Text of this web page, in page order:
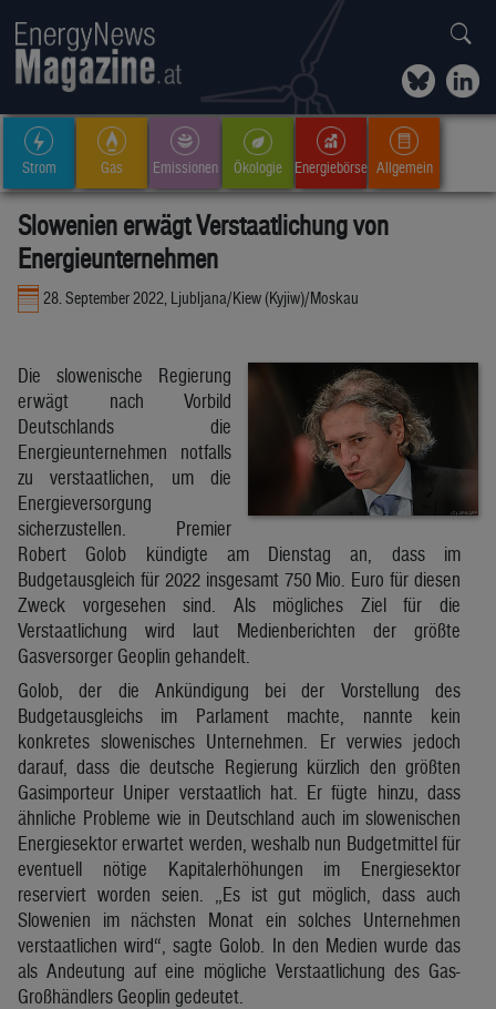
Strom Gas Emissionen Ökologie Energiebörse Allgemein
Slowenien erwägt Verstaatlichung von
Energieunternehmen
28. September 2022, Ljubljana/Kiew (Kyjiw)/Moskau
Die slowenische Regierung
erwägt nach Vorbild
Deutschlands die
Energieunternehmen notfalls
zu verstaatlichen, um die
Energieversorgung
sicherzustellen. Premier
Robert Golob kündigte am Dienstag an, dass im
Budgetausgleich für 2022 insgesamt 750 Mio. Euro für diesen
Zweck vorgesehen sind. Als mögliches Ziel für die
Verstaatlichung wird laut Medienberichten der größte
Gasversorger Geoplin gehandelt.
Golob, der die Ankündigung bei der Vorstellung des
Budgetausgleichs im Parlament machte, nannte kein
konkretes slowenisches Unternehmen. Er verwies jedoch
darauf, dass die deutsche Regierung kürzlich den größten
Gasimporteur Uniper verstaatlich hat. Er fügte hinzu, dass
ähnliche Probleme wie in Deutschland auch im slowenischen
Energiesektor erwartet werden, weshalb nun Budgetmittel für
eventuell nötige Kapitalerhöhungen im Energiesektor
reserviert worden seien. „Es ist gut möglich, dass auch
Slowenien im nächsten Monat ein solches Unternehmen
verstaatlichen wird“, sagte Golob. In den Medien wurde das
als Andeutung auf eine mögliche Verstaatlichung des Gas-
Großhändlers Geoplin gedeutet.